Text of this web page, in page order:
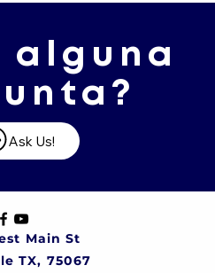
alguna
Ask Us!
Main St
TX, 75067